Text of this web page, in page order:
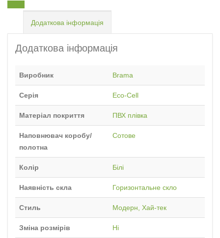
Додаткова інформація
Додаткова інформація
Виробник Brama
Серія Eco-Cell
Матеріал покриття ПВХ плівка
Наповнювач коробу/
полотна
Сотове
Колір Білі
Наявність скла Горизонтальне скло
Стиль Модерн, Хай-тек
Зміна розмірів Ні